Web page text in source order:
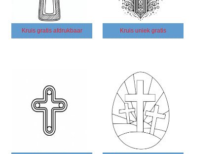
Kruis gratis afdrukbaar Kruis uniek gratis